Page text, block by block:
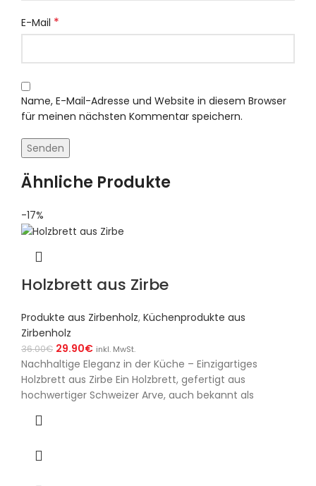
E-Mail *
Name, E-Mail-Adresse und Website in diesem Browser
für meinen nächsten Kommentar speichern.
Ähnliche Produkte
-17%
Holzbrett aus Zirbe
Produkte aus Zirbenholz, Küchenprodukte aus
Zirbenholz
36.00€ 29.90€ inkl. MwSt.
Nachhaltige Eleganz in der Küche – Einzigartiges
Holzbrett aus Zirbe Ein Holzbrett, gefertigt aus
hochwertiger Schweizer Arve, auch bekannt als